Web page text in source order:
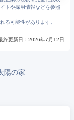
https://www.ui21.or.jp/wp-content/uploads/2025/07/d40a5ac22bce32d2f0326dec03eeaa09.pdf
トや採用情報などを参照
る可能性があります。
終更新日： 2026年7月12日
陽の家